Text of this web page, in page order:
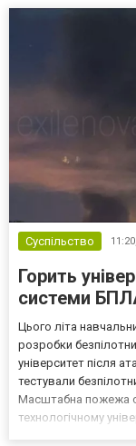
Суспільство 11:20,
Горить
системи
Цього літа
розробки
університет після
тестували
Масштабна пожежа
технологічному